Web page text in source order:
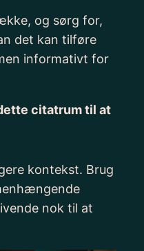
og sørg for,
det kan tilføre
informativt for
citatrum til at
kontekst. Brug
nok til at